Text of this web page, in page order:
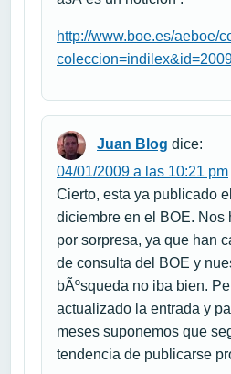
http://www.boe.es/aeboe/
Juan Blog dice:
04/01/2009 a las 10:21 pm
Cierto, esta ya publicado
diciembre en el BOE. Nos
por sorpresa, ya que han
de consulta del BOE y
bÃºsqueda no iba bien.
actualizado la entrada y
meses suponemos que
tendencia de publicarse